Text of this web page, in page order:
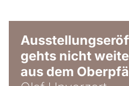
gehts nicht
aus dem